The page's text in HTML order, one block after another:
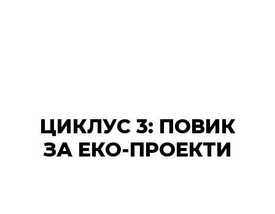
ЦИКЛУС 3: ПОВИК
ЗА ЕКО-ПРОЕКТИ